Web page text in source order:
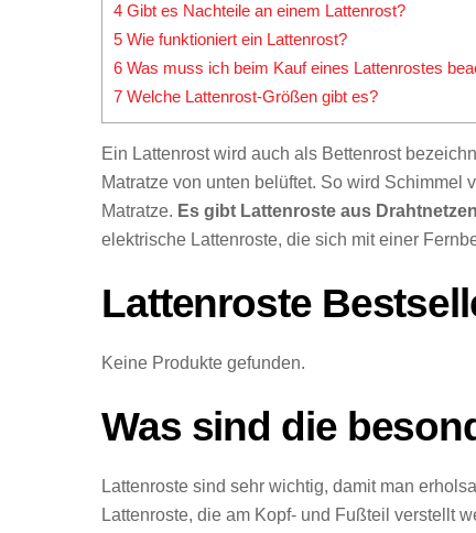
4 Gibt es Nachteile an einem Lattenrost?
5 Wie funktioniert ein Lattenrost?
6 Was muss ich beim Kauf eines Lattenrostes
7 Welche Lattenrost-Größen gibt es?
Ein Lattenrost wird auch als Bettenrost
Matratze von unten belüftet. So wird Schimmel
Matratze. Es gibt Lattenroste aus
elektrische Lattenroste, die sich mit einer
Lattenroste
Keine Produkte gefunden.
Was sind die
Lattenroste sind sehr wichtig, damit man
Lattenroste, die am Kopf- und Fußteil verstellt